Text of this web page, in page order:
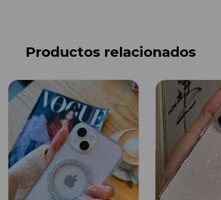
Productos relacionados